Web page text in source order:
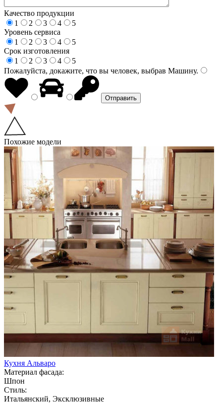
Качество продукции
1
2 3 4
5
Уровень сервиса
1
2 3 4
5
Срок изготовления
1
2 3 4
5
Пожалуйста, докажите, что вы человек, выбрав Машину.
Похожие модели
Кухня Альваро
Материал фасада:
Шпон
Стиль:
Итальянский, Эксклюзивные